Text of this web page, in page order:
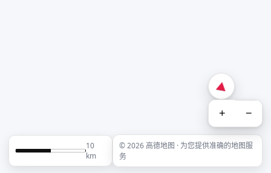
+ −
10
km
© 2026 高德地图 · 为您提供准确的地图服
务